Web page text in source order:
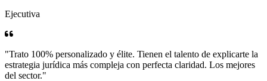
Ejecutiva
"Trato 100% personalizado y élite. Tienen el talento de explicarte la
estrategia jurídica más compleja con perfecta claridad. Los mejores
del sector."